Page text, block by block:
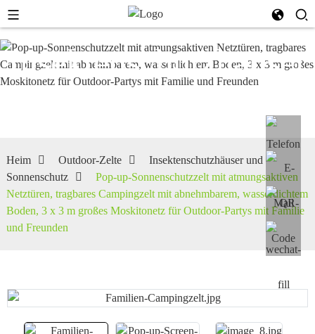
Insektenschutzhäuser
Heim Outdoor-Zelte
Insektenschutzhäuser und
Sonnenschutz
Pop-up-Sonnenschutzzelt mit atmungsaktiven
Netztüren, tragbares Campingzelt mit abnehmbarem, wasserdichtem
Boden, 3 x 3 m großes Moskitonetz für Outdoor-Partys mit Familie
und Freunden